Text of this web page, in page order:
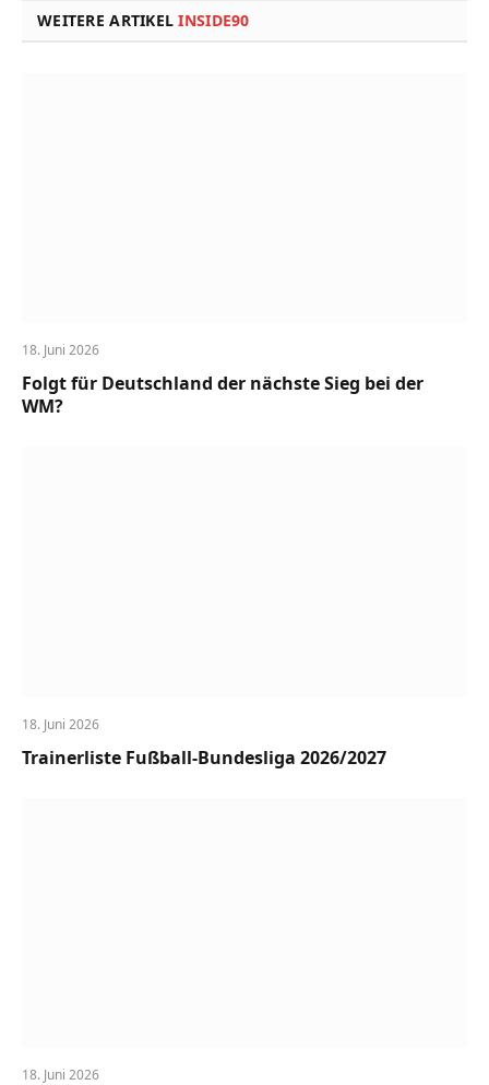
WEITERE ARTIKELINSIDE90
18. Juni 2026
Folgt für Deutschland der nächste Sieg bei der
WM?
18. Juni 2026
Trainerliste Fußball-Bundesliga 2026/2027
18. Juni 2026